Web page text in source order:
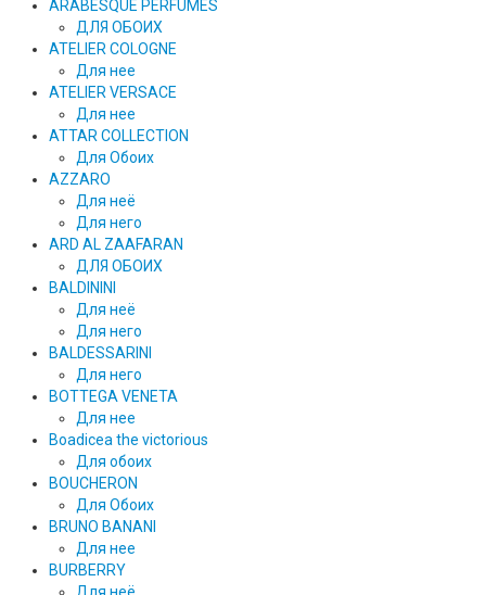
ARABESQUE PERFUMES
ДЛЯ ОБОИХ
ATELIER COLOGNE
Для нее
ATELIER VERSACE
Для нее
ATTAR COLLECTION
Для Обоих
AZZARO
Для неё
Для него
ARD AL ZAAFARAN
ДЛЯ ОБОИХ
BALDININI
Для неё
Для него
BALDESSARINI
Для него
BOTTEGA VENETA
Для нее
Boadicea the victorious
Для обоих
BOUCHERON
Для Обоих
BRUNO BANANI
Для нее
BURBERRY